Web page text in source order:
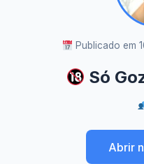
Publicado em
Só
Abrir